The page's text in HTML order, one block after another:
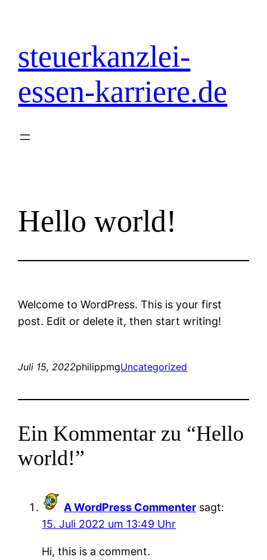
steuerkanzlei-
essen-karriere.de
Hello world!
Welcome to WordPress. This is your first
post. Edit or delete it, then start writing!
Juli 15, 2022philippmgUncategorized
Ein Kommentar zu “Hello
world!”
A WordPress Commenter sagt:
15. Juli 2022 um 13:49 Uhr
Hi, this is a comment.